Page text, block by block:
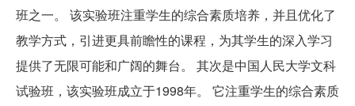
班之一。 该实验班注重学生的综合素质培养，并且优化了
教学方式，引进更具前瞻性的课程，为其学生的深入学习
提供了无限可能和广阔的舞台。 其次是中国人民大学文科
试验班，该实验班成立于1998年。 它注重学生的综合素质